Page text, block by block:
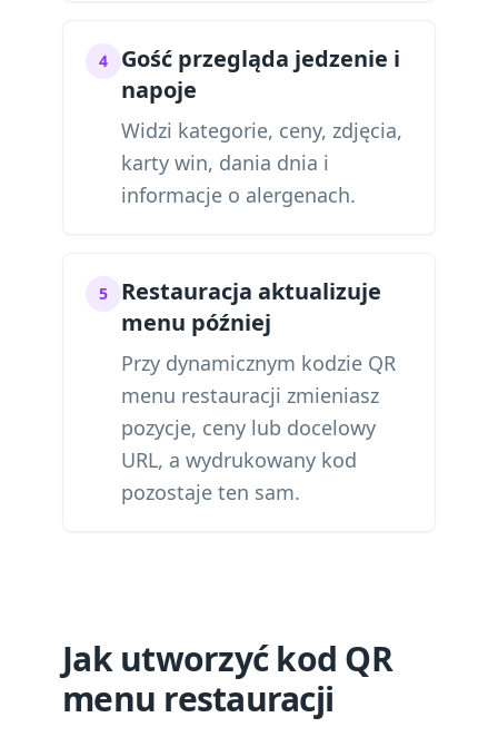
4
Gość przegląda jedzenie i
napoje
Widzi kategorie, ceny, zdjęcia,
karty win, dania dnia i
informacje o alergenach.
5
Restauracja aktualizuje
menu później
Przy dynamicznym kodzie QR
menu restauracji zmieniasz
pozycje, ceny lub docelowy
URL, a wydrukowany kod
pozostaje ten sam.
Jak utworzyć kod QR
menu restauracji